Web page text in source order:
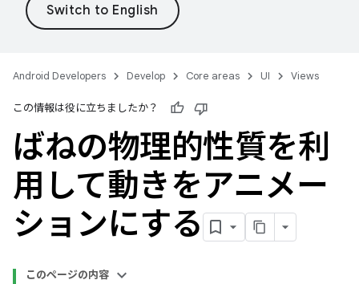
Android Developers Develop Core areas UI Views
この情報は役に立ちましたか？
ばねの物理的性質を利
用して動きをアニメー
ションにする
このページの内容